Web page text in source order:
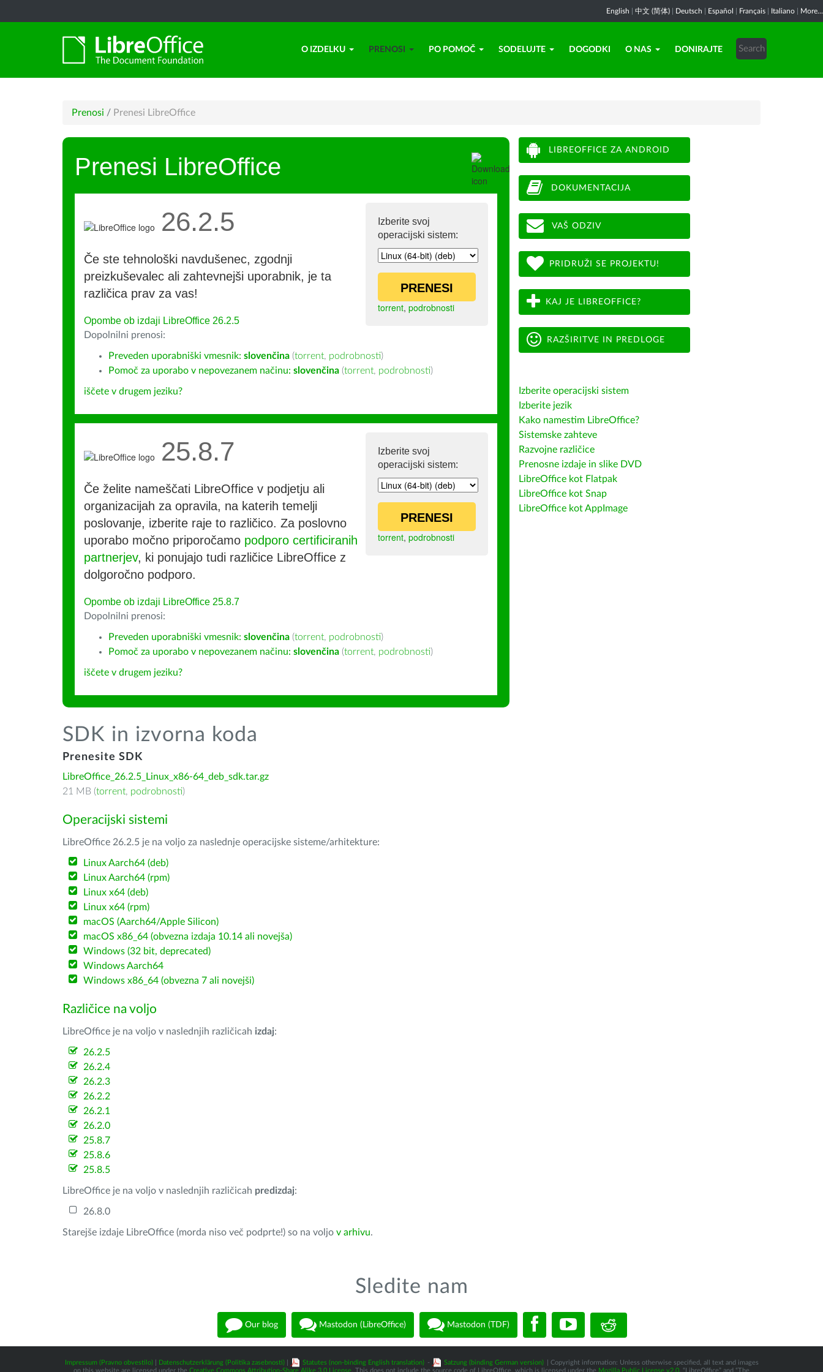
English 中文 (简体) Deutsch Español Français Italiano More...
O IZDELKU PRENOSI PO POMOČ SODELUJTE DOGODKI O NAS DONIRAJTE
Prenosi / Prenesi LibreOffice
Prenesi LibreOffice
Izberite svoj
operacijski sistem:
PRENESI
torrent, podrobnosti
26.2.5
Če ste tehnološki navdušenec, zgodnji
preizkuševalec ali zahtevnejši uporabnik, je ta
različica prav za vas!
Opombe ob izdaji LibreOffice 26.2.5
Dopolnilni prenosi:
Preveden uporabniški vmesnik: slovenčina (torrent, podrobnosti)
Pomoč za uporabo v nepovezanem načinu: slovenčina (torrent, podrobnosti)
iščete v drugem jeziku?
Izberite svoj
operacijski sistem:
PRENESI
torrent, podrobnosti
25.8.7
Če želite nameščati LibreOffice v podjetju ali
organizacijah za opravila, na katerih temelji
poslovanje, izberite raje to različico. Za poslovno
uporabo močno priporočamo podporo certificiranih
partnerjev, ki ponujajo tudi različice LibreOffice z
dolgoročno podporo.
Opombe ob izdaji LibreOffice 25.8.7
Dopolnilni prenosi:
Preveden uporabniški vmesnik: slovenčina (torrent, podrobnosti)
Pomoč za uporabo v nepovezanem načinu: slovenčina (torrent, podrobnosti)
iščete v drugem jeziku?
SDK in izvorna koda
Prenesite SDK
LibreOffice_26.2.5_Linux_x86-64_deb_sdk.tar.gz
21 MB (torrent, podrobnosti)
Operacijski sistemi
LibreOffice 26.2.5 je na voljo za naslednje operacijske sisteme/arhitekture:
Linux Aarch64 (deb)
Linux Aarch64 (rpm)
Linux x64 (deb)
Linux x64 (rpm)
macOS (Aarch64/Apple Silicon)
macOS x86_64 (obvezna izdaja 10.14 ali novejša)
Windows (32 bit, deprecated)
Windows Aarch64
Windows x86_64 (obvezna 7 ali novejši)
Različice na voljo
LibreOffice je na voljo v naslednjih različicah izdaj:
26.2.5
26.2.4
26.2.3
26.2.2
26.2.1
26.2.0
25.8.7
25.8.6
25.8.5
LibreOffice je na voljo v naslednjih različicah predizdaj:
26.8.0
Starejše izdaje LibreOffice (morda niso več podprte!) so na voljo v arhivu.
LIBREOFFICE ZA ANDROID
DOKUMENTACIJA
VAŠ ODZIV
PRIDRUŽI SE PROJEKTU!
KAJ JE LIBREOFFICE?
RAZŠIRITVE IN PREDLOGE
Izberite operacijski sistem
Izberite jezik
Kako namestim LibreOffice?
Sistemske zahteve
Razvojne različice
Prenosne izdaje in slike DVD
LibreOffice kot Flatpak
LibreOffice kot Snap
LibreOffice kot AppImage
Sledite nam
Our blog Mastodon (LibreOffice) Mastodon (TDF)
Impressum (Pravno obvestilo)| Datenschutzerklärung (Politika zasebnosti)| Statutes (non-binding English translation) - Satzung (binding German version)
| Copyright information: Unless otherwise specified, all text and images
on this website are licensed under the Creative Commons Attribution-Share Alike 3.0 License . This does not include the source code of LibreOffice, which is licensed under the Mozilla Public License v2.0 . “LibreOffice” and “The